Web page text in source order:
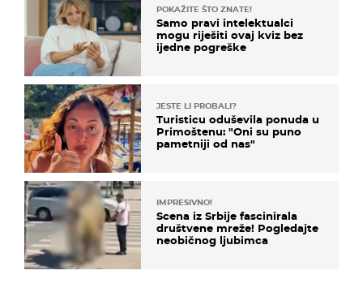
POKAŽITE ŠTO ZNATE!
Samo pravi intelektualci
mogu riješiti ovaj kviz bez
ijedne pogreške
JESTE LI PROBALI?
Turisticu oduševila ponuda u
Primoštenu: "Oni su puno
pametniji od nas"
IMPRESIVNO!
Scena iz Srbije fascinirala
društvene mreže! Pogledajte
neobičnog ljubimca